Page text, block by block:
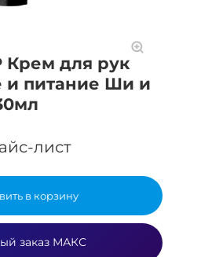
Крем для рук
и питание Ши и
лист
в корзину
заказ МАКС